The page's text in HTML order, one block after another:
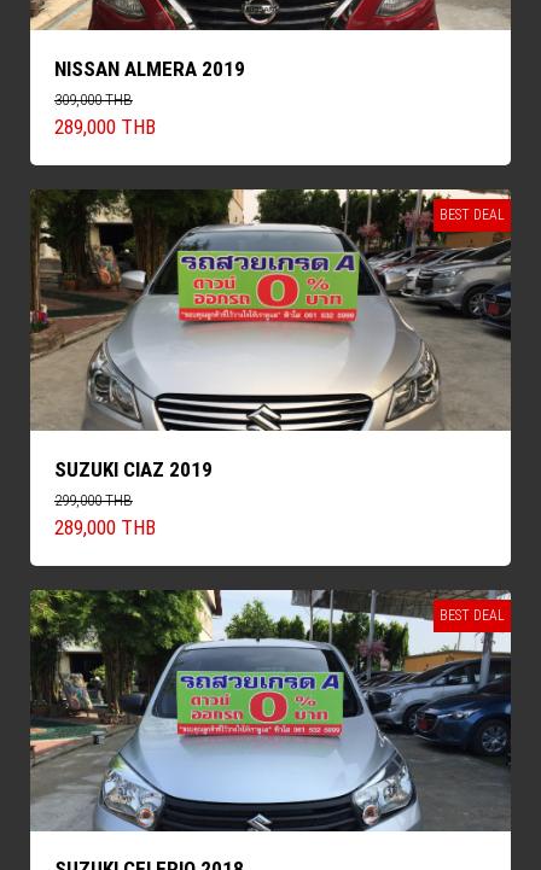
NISSAN ALMERA 2019
309,000 THB
289,000 THB
BEST DEAL
SUZUKI CIAZ 2019
299,000 THB
289,000 THB
BEST DEAL